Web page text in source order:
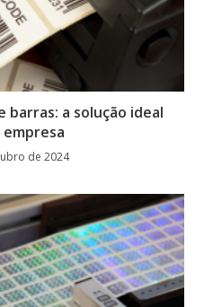
barras: a solução ideal
empresa
de 2024